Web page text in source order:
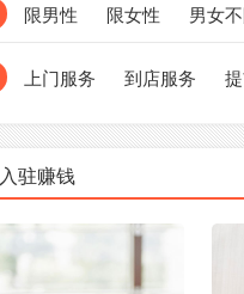
限男性 限女性 男女
上门服务 到店服务
入驻赚钱